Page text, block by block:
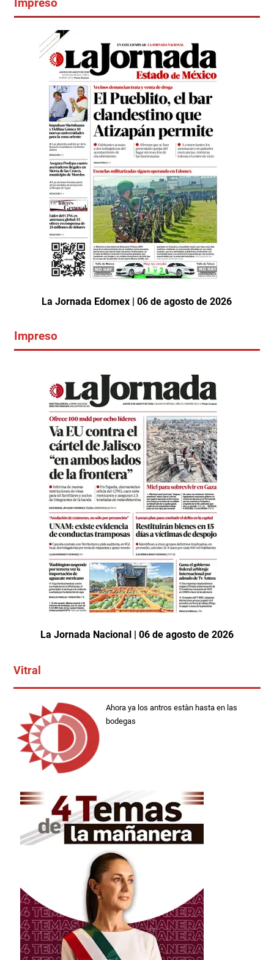
Impreso
La Jornada Edomex | 06 de agosto de 2026
Impreso
La Jornada Nacional | 06 de agosto de 2026
Vitral
Ahora ya los antros estàn hasta en las
bodegas